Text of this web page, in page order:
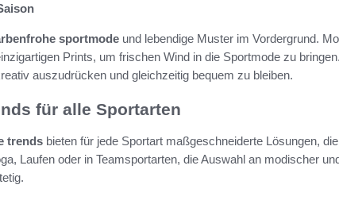
sportmode und lebendige Muster im Vordergrund.
Prints, um frischen Wind in die Sportmode zu
auszudrücken und gleichzeitig bequem zu bleiben.
für alle Sportarten
trends bieten für jede Sportart maßgeschneiderte Lösungen,
Laufen oder in Teamsportarten, die Auswahl an modischer